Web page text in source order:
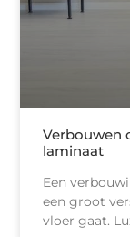
Verbouwen
laminaat
Een
een groot
vloer gaat.